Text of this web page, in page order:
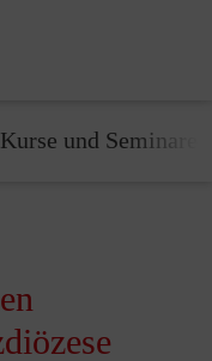
Kurse und Seminare